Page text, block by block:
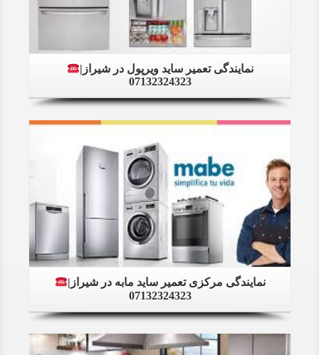
نمایندگی تعمیر ساید ویرپول در شیراز|
07132324323
نمایندگی مرکزی تعمیر ساید مابه در شیراز|
07132324323
Details